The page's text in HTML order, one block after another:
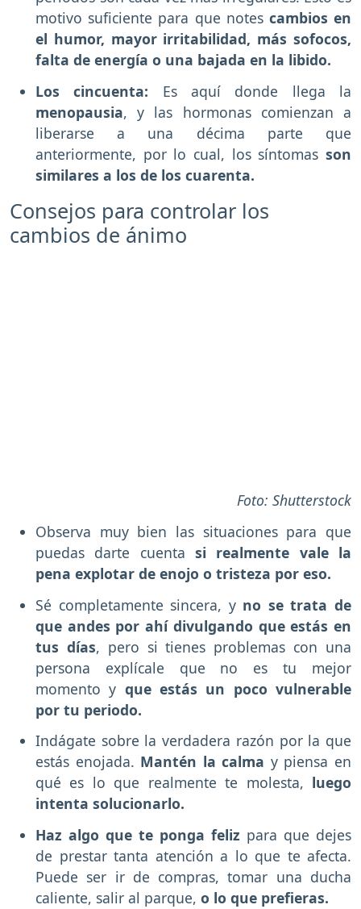
motivo suficiente para que notes cambios en
el humor, mayor irritabilidad, más sofocos,
falta de energía o una bajada en la libido.
Los cincuenta: Es aquí donde llega la
menopausia, y las hormonas comienzan a
liberarse a una décima parte que
anteriormente, por lo cual, los síntomas son
similares a los de los cuarenta.
Consejos para controlar los
cambios de ánimo
Foto: Shutterstock
Observa muy bien las situaciones para que
puedas darte cuenta si realmente vale la
pena explotar de enojo o tristeza por eso.
Sé completamente sincera, yno se trata de
que andes por ahí divulgando que estás en
tus días, pero si tienes problemas con una
persona explícale que no es tu mejor
momento y que estás un poco vulnerable
por tu periodo.
Indágate sobre la verdadera razón por la que
estás enojada. Mantén la calma y piensa en
qué es lo que realmente te molesta, luego
intenta solucionarlo.
Haz algo que te ponga feliz para que dejes
de prestar tanta atención a lo que te afecta.
Puede ser ir de compras, tomar una ducha
caliente, salir al parque, o lo que prefieras.